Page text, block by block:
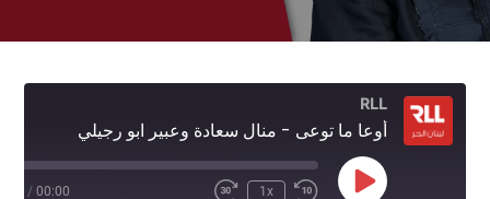
RLL
أوعا ما توعى - منال سعادة وعبير ابو رجيلي
Play
1x
00:00
/